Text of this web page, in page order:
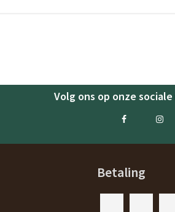
Volg ons op onze
Betaling